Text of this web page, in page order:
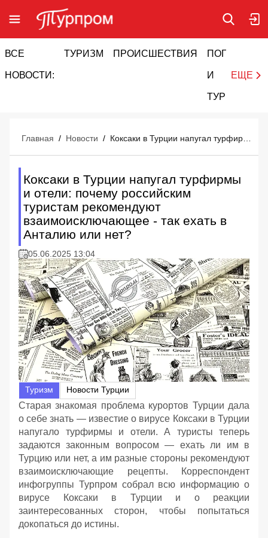
ВСЕ
НОВОСТИ:
ТУРИЗМ ПРОИСШЕСТВИЯ ПОГОДА
И
ТУРИЗМ
ЕЩЕ
Главная / Новости /
Коксаки в Турции напугал турфирмы
и отели: почему российским
туристам рекомендуют
взаимоисключающее - так ехать в
Анталию или нет?
05.06.2025 13:04
Туризм Новости Турции
Cтарая знакомая проблема курортов Турции дала
о себе знать — известие о вирусе Коксаки в Турции
напугало турфирмы и отели. А туристы теперь
задаются законным вопросом — ехать ли им в
Турцию или нет, а им разные стороны рекомендуют
взаимоисключающие рецепты. Корреспондент
инфогруппы Турпром собрал всю информацию о
вирусе Коксаки в Турции и о реакции
заинтересованных сторон, чтобы попытаться
докопаться до истины.